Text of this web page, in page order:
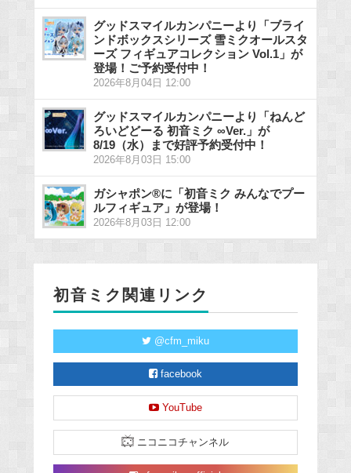
グッドスマイルカンパニーより「ブライ
ンドボックスシリーズ 雪ミクオールスタ
ーズ フィギュアコレクション Vol.1」が
登場！ご予約受付中！
2026年8月04日 12:00
グッドスマイルカンパニーより「ねんど
ろいどどーる 初音ミク ∞Ver.」が
8/19（水）まで好評予約受付中！
2026年8月03日 15:00
ガシャポン®に「初音ミク みんなでプー
ルフィギュア」が登場！
2026年8月03日 12:00
初音ミク関連リンク
@cfm_miku
facebook
YouTube
ニコニコチャンネル